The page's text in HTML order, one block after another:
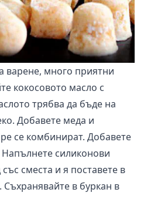
варене, много приятни
кокосовото масло с
трябва да бъде на
Добавете меда и
се комбинират. Добавете
Напълнете силиконови
сместа и я поставете в
Съхранявайте в буркан в